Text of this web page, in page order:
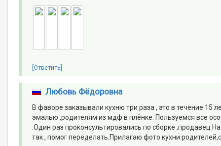
[Ответить]
Любовь Фёдоровна
В фаворе заказывали кухню три раза , это в течение 15
эмалью ,родителям из мдф в плёнке. Пользуемся все
.Один раз проконсультировались по сборке ,продавец
так , помог переделать.Прилагаю фото кухни